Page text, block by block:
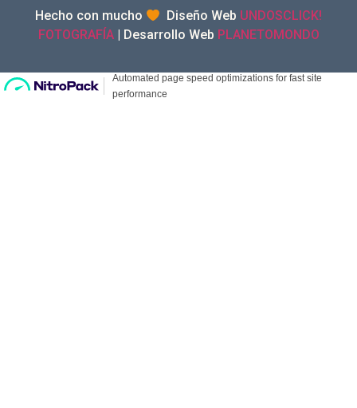
Hecho con mucho Diseño Web UNDOSCLICK!
FOTOGRAFÍA| Desarrollo Web PLANETOMONDO